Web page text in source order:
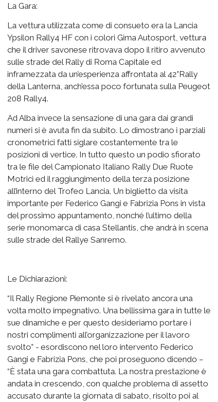
La Gara:
La vettura utilizzata come di consueto era la Lancia
Ypsilon Rally4 HF con i colori Gima Autosport, vettura
che il driver savonese ritrovava dopo il ritiro avvenuto
sulle strade del Rally di Roma Capitale ed
inframezzata da un’esperienza affrontata al 42°Rally
della Lanterna, anch’essa poco fortunata sulla Peugeot
208 Rally4.
Ad Alba invece la sensazione di una gara dai grandi
numeri si è avuta fin da subito. Lo dimostrano i parziali
cronometrici fatti siglare costantemente tra le
posizioni di vertice. In tutto questo un podio sfiorato
tra le file del Campionato Italiano Rally Due Ruote
Motrici ed il raggiungimento della terza posizione
all’interno del Trofeo Lancia. Un biglietto da visita
importante per Federico Gangi e Fabrizia Pons in vista
del prossimo appuntamento, nonché l’ultimo della
serie monomarca di casa Stellantis, che andrà in scena
sulle strade del Rallye Sanremo.
Le Dichiarazioni:
“Il Rally Regione Piemonte si è rivelato ancora una
volta molto impegnativo. Una bellissima gara in tutte le
sue dinamiche e per questo desideriamo portare i
nostri complimenti all’organizzazione per il lavoro
svolto” - esordiscono nel loro intervento Federico
Gangi e Fabrizia Pons, che poi proseguono dicendo –
“È stata una gara combattuta. La nostra prestazione è
andata in crescendo, con qualche problema di assetto
accusato durante la giornata di sabato, risolto poi al